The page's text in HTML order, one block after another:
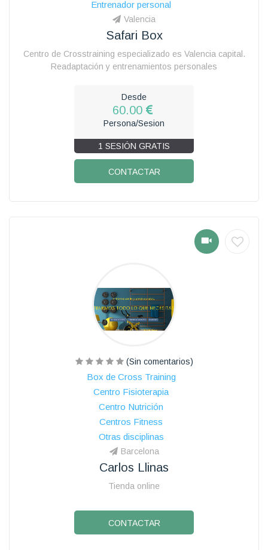
Entrenador personal
Valencia
Safari Box
Centro de Crosstraining especializado es Valencia capital.
Readaptación y entrenamientos personales
Desde
60.00
Persona/Sesion
1 SESIÓN GRATIS
CONTACTAR
(Sin comentarios)
Box de Cross Training
Centro Fisioterapia
Centro Nutrición
Centros Fitness
Otras disciplinas
Barcelona
Carlos Llinas
Tienda online
CONTACTAR